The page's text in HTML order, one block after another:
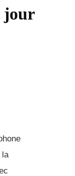
jour
la